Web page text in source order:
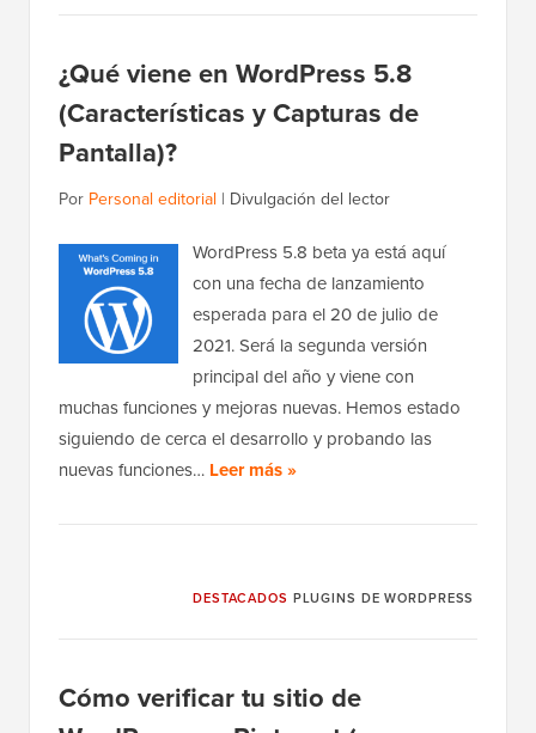
¿Qué viene en WordPress 5.8
(Características y Capturas de
Pantalla)?
Por Personal editorial | Divulgación del lector
WordPress 5.8 beta ya está aquí
con una fecha de lanzamiento
esperada para el 20 de julio de
2021. Será la segunda versión
principal del año y viene con
muchas funciones y mejoras nuevas. Hemos estado
siguiendo de cerca el desarrollo y probando las
nuevas funciones… Leer más »
DESTACADOS PLUGINS DE WORDPRESS
Cómo verificar tu sitio de